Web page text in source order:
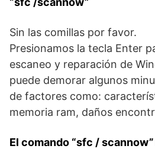
Sin las comillas por favor.
Presionamos la tecla Enter
escaneo y reparación de
puede demorar algunos
de factores como:
memoria ram, daños
El comando “sfc /